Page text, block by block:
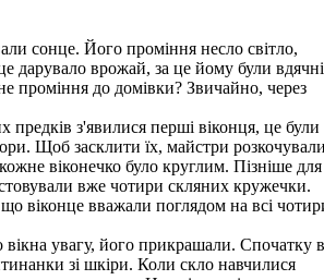
сонце. Його проміння несло світло,
дарувало врожай, за це йому були
проміння до домівки? Звичайно, через
предків з'явилися перші віконця, це були
Щоб засклити їх, майстри
віконечко було круглим. Пізніше для
вже чотири скляних кружечки.
віконце вважали поглядом на всі
увагу, його прикрашали. Спочатку в
зі шкіри. Коли скло навчилися